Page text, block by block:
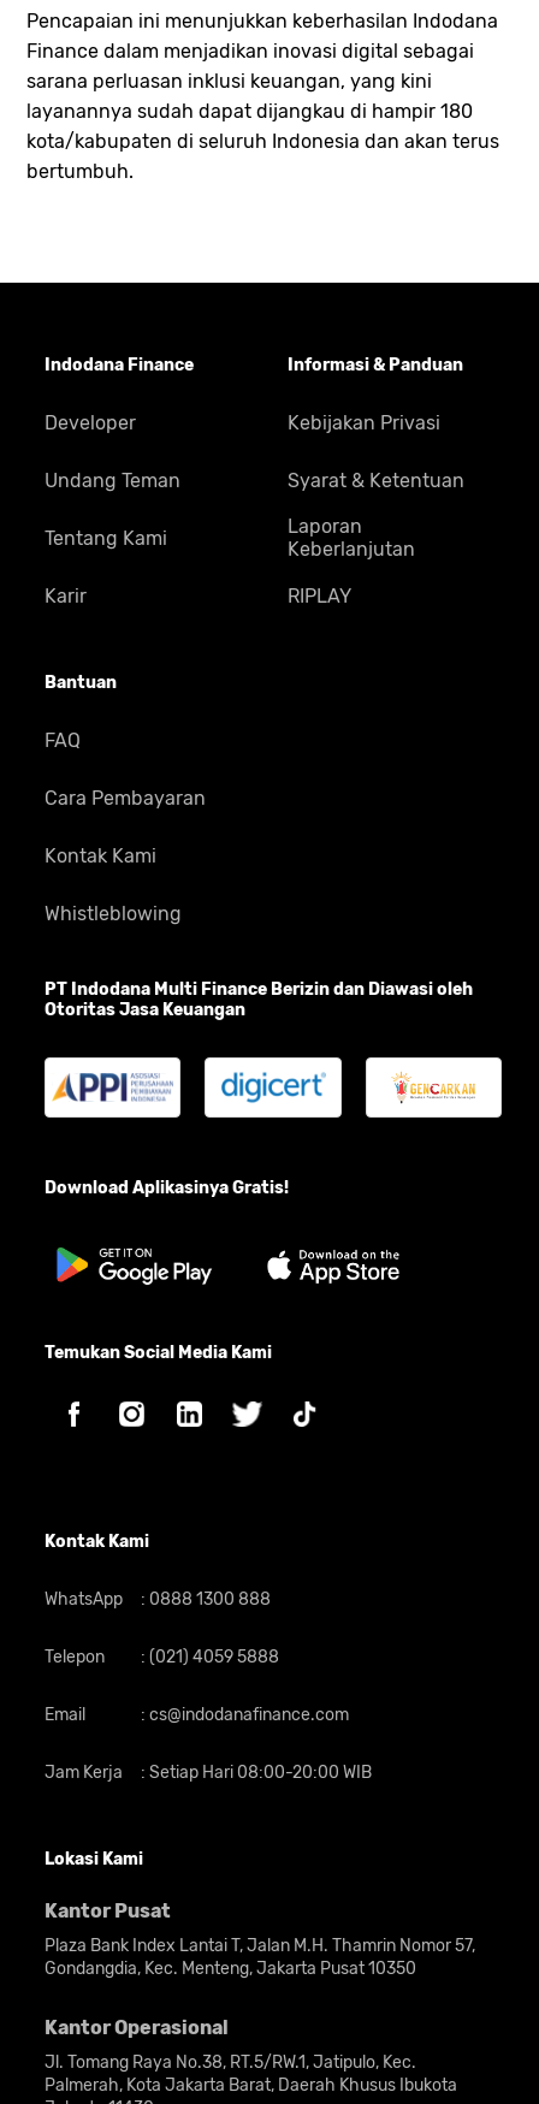
Pencapaian ini menunjukkan keberhasilan Indodana
Finance dalam menjadikan inovasi digital sebagai
sarana perluasan inklusi keuangan, yang kini
layanannya sudah dapat dijangkau di hampir 180
kota/kabupaten di seluruh Indonesia dan akan terus
bertumbuh.
Indodana Finance
Developer
Undang Teman
Tentang Kami
Karir
Bantuan
FAQ
Cara Pembayaran
Kontak Kami
Whistleblowing
Informasi & Panduan
Kebijakan Privasi
Syarat & Ketentuan
Laporan
Keberlanjutan
RIPLAY
PT Indodana Multi Finance Berizin dan Diawasi oleh
Otoritas Jasa Keuangan
Download Aplikasinya Gratis!
Temukan Social Media Kami
Kontak Kami
WhatsApp : 0888 1300 888
Telepon : (021) 4059 5888
Email : cs@indodanafinance.com
Jam Kerja : Setiap Hari 08:00-20:00 WIB
Lokasi Kami
Kantor Pusat
Plaza Bank Index Lantai T, Jalan M.H. Thamrin Nomor 57,
Gondangdia, Kec. Menteng, Jakarta Pusat 10350
Kantor Operasional
Jl. Tomang Raya No.38, RT.5/RW.1, Jatipulo, Kec.
Palmerah, Kota Jakarta Barat, Daerah Khusus Ibukota